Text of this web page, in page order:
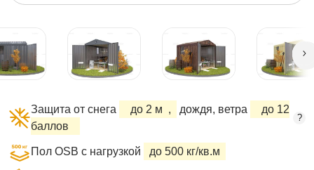
Защита от снега до 2 м , дождя, ветра
до 12
баллов
?
Пол OSB с нагрузкой до 500 кг/кв.м